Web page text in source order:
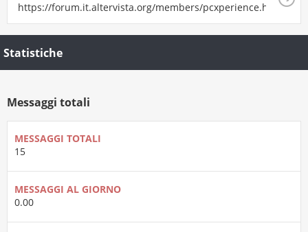
https://forum.it.altervista.org/members/pcxperience.html
Statistiche
Messaggi totali
MESSAGGI TOTALI
15
MESSAGGI AL GIORNO
0.00